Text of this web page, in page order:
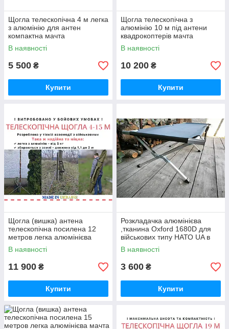
Щогла телескопічна 4 м легка
з алюмінію для антен
компактна мачта
В наявності
5 500 ₴
Купити
Щогла телескопічна з
алюмінію 10 м під антени
квадрокоптерів мачта
В наявності
10 200 ₴
Купити
Щогла (вишка) антена
телескопічна посилена 12
метров легка алюмінієва
мачта
В наявності
11 900 ₴
Купити
Розкладачка алюмінієва
,тканина Oxford 1680D для
військових типу НАТО UA в
чохлі
В наявності
3 600 ₴
Купити